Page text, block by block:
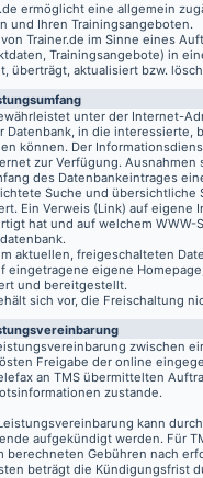
ermöglicht eine allgemein
und Ihren Trainingsangeboten.
Trainer.de im Sinne eines
Trainingsangebote) in
überträgt, aktualisiert bzw.
unter der Internet-
Datenbank, in die interessierte,
können. Der
zur Verfügung.
des Datenbankeintrages
Suche und übersichtliche
Ein Verweis (Link) auf eigene
hat und auf welchem
aktuellen, freigeschalteten
eingetragene eigene
und bereitgestellt.
sich vor, die Freischaltung
zwischen
Freigabe der online
an TMS übermittelten
zustande.
kann
aufgekündigt werden. Für
berechneten Gebühren nach
beträgt die Kündigungsfrist